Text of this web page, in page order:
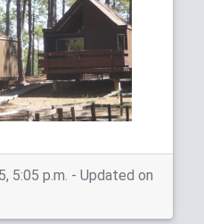
5:05 p.m. - Updated on